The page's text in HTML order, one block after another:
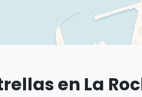
en La